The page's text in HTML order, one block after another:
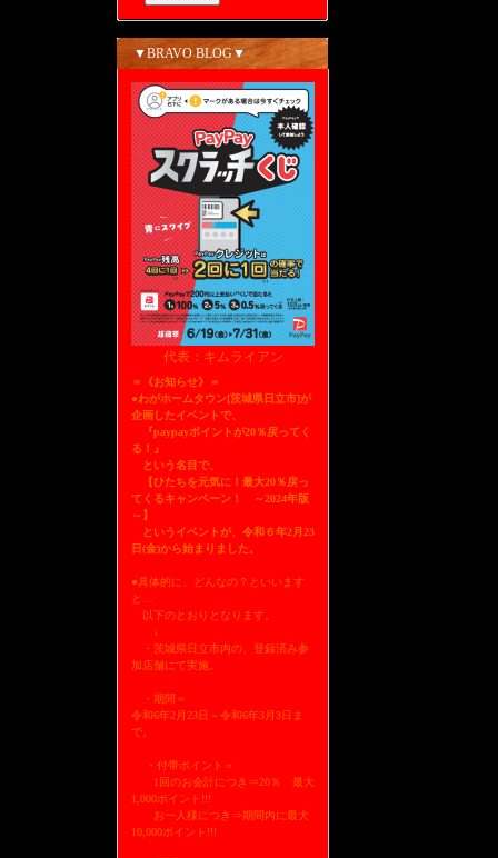
▼BRAVO BLOG▼
代表：キムライアン
＝《お知らせ》＝
●わがホームタウン[茨城県日立市]が
企画したイベントで、
『paypayポイントが20％戻ってく
る！』
という名目で、
【ひたちを元気に！最大20％戻っ
てくるキャンペーン！ ～2024年版
～】
というイベントが、令和６年2月23
日(金)から始まりました。
●具体的に、どんなの？といいます
と…
以下のとおりとなります。
↓
・茨城県日立市内の、登録済み参
加店舗にて実施。
・期間＝
令和6年2月23日～令和6年3月3日ま
で。
・付帯ポイント＝
1回のお会計につき⇒20％ 最大
1,000ポイント!!!
お一人様につき⇒期間内に最大
10,000ポイント!!!